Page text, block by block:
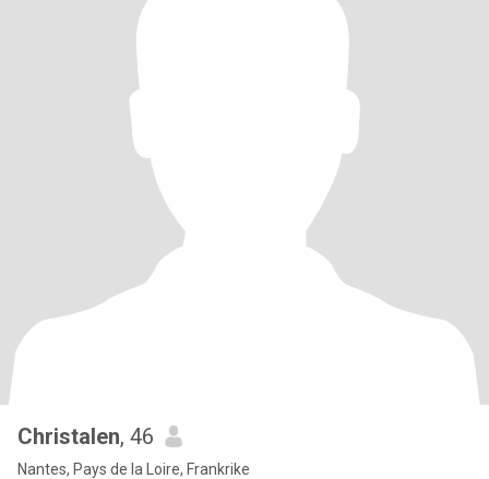
Christalen, 46
Nantes, Pays de la Loire, Frankrike